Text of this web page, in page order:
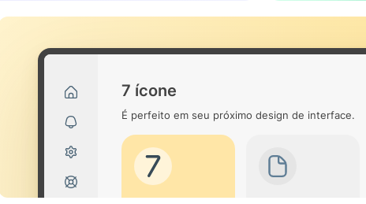
7 ícone
É perfeito em seu próximo design de interface.